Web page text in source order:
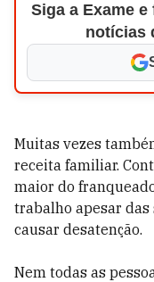
Siga a Exame
notícias
Muitas vezes
receita familiar.
maior do
trabalho apesar das
causar desatenção.
Nem todas as